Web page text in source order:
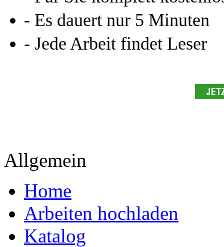
- Es dauert nur 5 Minuten
- Jede Arbeit findet Leser
Allgemein
Home
Arbeiten hochladen
Katalog